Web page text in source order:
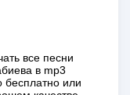
все песни
в mp3
бесплатно или